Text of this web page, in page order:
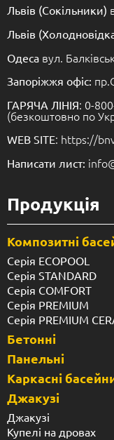
Львів (Сокільники)
Львів
Одеса вул.
Запоріжжя офіс:
ГАРЯЧА ЛІНІЯ: 0-
(безкоштовно по
WEB SITE: https://
Написати лист:
Продукція
Композитні
Серія ECOPOOL
Серія STANDARD
Серія COMFORT
Серія PREMIUM
Серія PREMIUM
Бетонні
Панельні
Каркасні
Джакузі
Джакузі
Купелі на дровах